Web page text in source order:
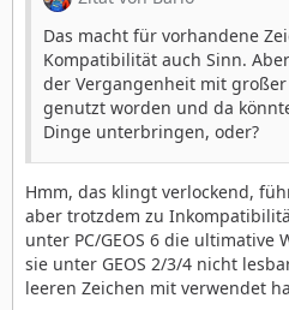
Das macht für vorhandene
Kompatibilität auch Sinn.
der Vergangenheit mit
genutzt worden und da
Dinge unterbringen, oder?
Hmm, das klingt verlockend,
aber trotzdem zu
unter PC/GEOS 6 die ultimative
sie unter GEOS 2/3/4 nicht
leeren Zeichen mit verwendet